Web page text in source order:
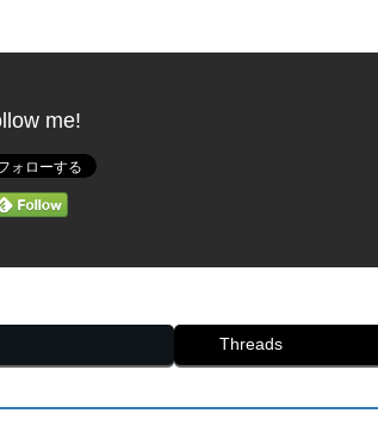
me!
Threads